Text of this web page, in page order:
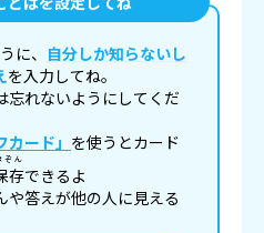
に、 自分しか知らないし
を入力してね。
れないようにしてくだ
ード」 を使うとカード
存
ぞん
できるよ
答えが他の人に見える